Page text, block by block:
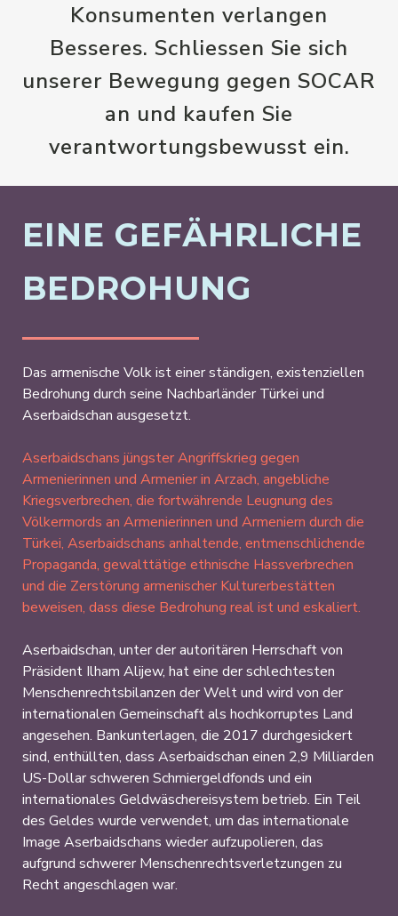
Konsumenten verlangen
Besseres. Schliessen Sie sich
unserer Bewegung gegen SOCAR
an und kaufen Sie
verantwortungsbewusst ein.
EINE GEFÄHRLICHE
BEDROHUNG
Das armenische Volk ist einer ständigen, existenziellen
Bedrohung durch seine Nachbarländer Türkei und
Aserbaidschan ausgesetzt.
Aserbaidschans jüngster Angriffskrieg gegen
Armenierinnen und Armenier in Arzach, angebliche
Kriegsverbrechen, die fortwährende Leugnung des
Völkermords an Armenierinnen und Armeniern durch die
Türkei, Aserbaidschans anhaltende, entmenschlichende
Propaganda, gewalttätige ethnische Hassverbrechen
und die Zerstörung armenischer Kulturerbestätten
beweisen, dass diese Bedrohung real ist und eskaliert.
Aserbaidschan, unter der autoritären Herrschaft von
Präsident Ilham Alijew, hat eine der schlechtesten
Menschenrechtsbilanzen der Welt und wird von der
internationalen Gemeinschaft als hochkorruptes Land
angesehen. Bankunterlagen, die 2017 durchgesickert
sind, enthüllten, dass Aserbaidschan einen 2,9 Milliarden
US-Dollar schweren Schmiergeldfonds und ein
internationales Geldwäschereisystem betrieb. Ein Teil
des Geldes wurde verwendet, um das internationale
Image Aserbaidschans wieder aufzupolieren, das
aufgrund schwerer Menschenrechtsverletzungen zu
Recht angeschlagen war.